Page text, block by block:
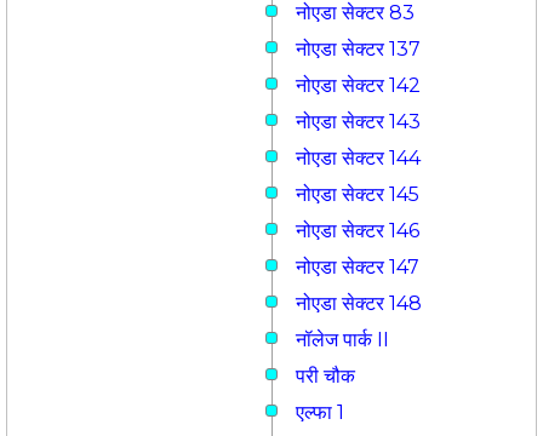
नोएडा सेक्टर 83
नोएडा सेक्टर 137
नोएडा सेक्टर 142
नोएडा सेक्टर 143
नोएडा सेक्टर 144
नोएडा सेक्टर 145
नोएडा सेक्टर 146
नोएडा सेक्टर 147
नोएडा सेक्टर 148
नॉलेज पार्क II
परी चौक
एल्फा 1